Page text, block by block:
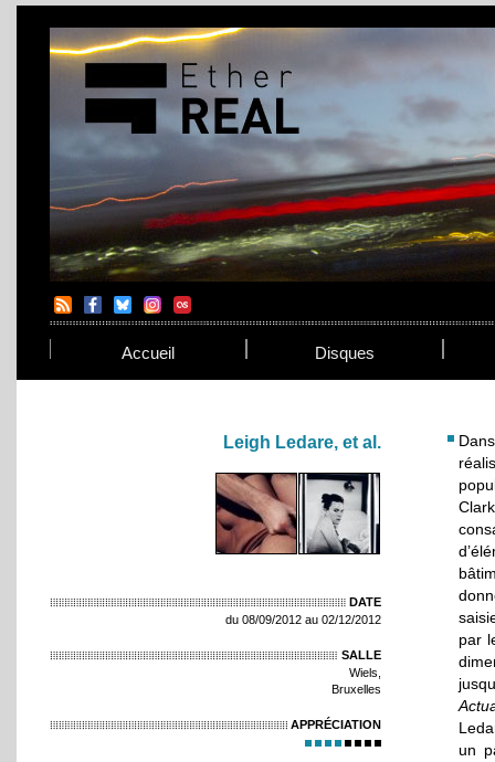
Accueil Disques
Leigh Ledare, et al.
DATE
du 08/09/2012 au 02/12/2012
SALLE
Wiels,
Bruxelles
APPRÉCIATION
par
un